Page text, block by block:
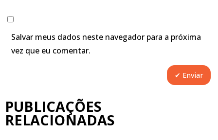
Salvar meus dados neste navegador para a próxima
vez que eu comentar.
PUBLICAÇÕES
RELACIONADAS